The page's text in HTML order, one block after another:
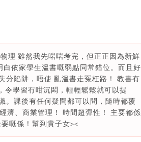
理 雖然我先啱啱考完，但正正因為新鮮
依家學生溫書嘅弱點同常錯位。而且好
分陷阱，唔使 亂溫書走冤枉路！ 教書有
學習冇咁沉悶，輕輕鬆鬆就可以提
。課後有任何疑問都可以問，隨時都覆
濟、商業管理！ 時間超彈性！ 主要都係
嘅係！幫到貴子女><